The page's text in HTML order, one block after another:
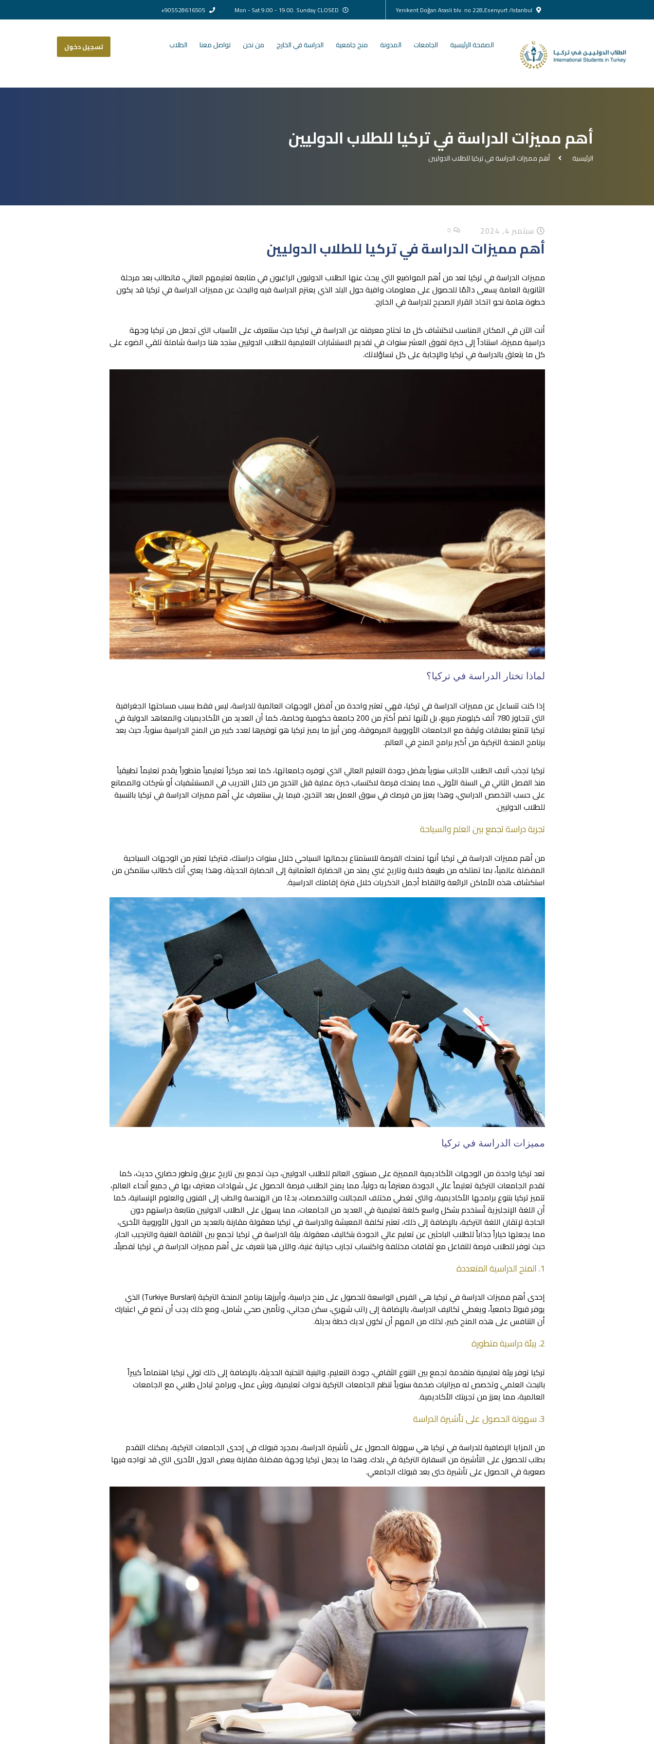
الصفحة الرئيسية الجامعات المدونة منح جامعية الدراسة في الخارج من نحن تواصل معنا الطلاب تسجيل دخول
أهم مميزات الدراسة في تركيا للطلاب الدوليين
الرئيسية أهم مميزات الدراسة في تركيا للطلاب الدوليين
سبتمبر 4, 2024 0
أهم مميزات الدراسة في تركيا للطلاب الدوليين
مميزات الدراسة في تركيا تعد من أهم المواضيع التي يبحث عنها الطلاب الدوليون الراغبون في متابعة تعليمهم العالي، فالطالب بعد مرحلة
الثانوية العامة يسعى دائمًا للحصول على معلومات وافية حول البلد الذي يعتزم الدراسة فيه والبحث عن مميزات الدراسة في تركيا قد يكون
خطوة هامة نحو اتخاذ القرار الصحيح للدراسة في الخارج.
أنت الآن في المكان المناسب لاكتشاف كل ما تحتاج معرفته عن الدراسة في تركيا حيث ستتعرف على الأسباب التي تجعل من تركيا وجهة
دراسية مميزة، استناداً إلى خبرة تفوق العشر سنوات في تقديم الاستشارات التعليمية للطلاب الدوليين ستجد هنا دراسة شاملة تلقي الضوء على
كل ما يتعلق بالدراسة في تركيا والإجابة على كل تساؤلاتك.
لماذا تختار الدراسة في تركيا؟
إذا كنت تتساءل عن مميزات الدراسة في تركيا، فهي تعتبر واحدة من أفضل الوجهات العالمية للدراسة، ليس فقط بسبب مساحتها الجغرافية
التي تتجاوز 780 ألف كيلومتر مربع، بل لأنها تضم أكثر من 200 جامعة حكومية وخاصة، كما أن العديد من الأكاديميات والمعاهد الدولية في
تركيا تتمتع بعلاقات وثيقة مع الجامعات الأوروبية المرموقة، ومن أبرز ما يميز تركيا هو توفيرها لعدد كبير من المنح الدراسية سنوياً، حيث يعد
برنامج المنحة التركية من أكبر برامج المنح في العالم.
تركيا تجذب آلاف الطلاب الأجانب سنوياً بفضل جودة التعليم العالي الذي توفره جامعاتها، كما تعد مركزاً تعليمياً متطوراً يقدم تعليماً تطبيقياً
منذ الفصل الثاني في السنة الأولى، مما يمنحك فرصة لاكتساب خبرة عملية قبل التخرج من خلال التدريب في المستشفيات أو شركات والمصانع
على حسب التخصص الدراسي، وهذا يعزز من فرصك في سوق العمل بعد التخرج، فيما يلي سنتعرف علي أهم مميزات الدراسة في تركيا بالنسبة
للطلاب الدوليين.
تجربة دراسة تجمع بين العلم والسياحة
من أهم مميزات الدراسة في تركيا أنها تمنحك الفرصة للاستمتاع بجمالها السياحي خلال سنوات دراستك، فتركيا تعتبر من الوجهات السياحية
المفضلة عالمياً، بما تمتلكه من طبيعة خلابة وتاريخ غني يمتد من الحضارة العثمانية إلى الحضارة الحديثة، وهذا يعني أنك كطالب ستتمكن من
استكشاف هذه الأماكن الرائعة والتقاط أجمل الذكريات خلال فترة إقامتك الدراسية.
مميزات الدراسة في تركيا
تعد تركيا واحدة من الوجهات الأكاديمية المميزة على مستوى العالم للطلاب الدوليين، حيث تجمع بين تاريخ عريق وتطور حضاري حديث، كما
تقدم الجامعات التركية تعليماً عالي الجودة معترفاً به دولياً، مما يمنح الطلاب فرصة الحصول على شهادات معترف بها في جميع أنحاء العالم،
تتميز تركيا بتنوع برامجها الأكاديمية، والتي تغطي مختلف المجالات والتخصصات، بدءًا من الهندسة والطب إلى الفنون والعلوم الإنسانية، كما
أن اللغة الإنجليزية تُستخدم بشكل واسع كلغة تعليمية في العديد من الجامعات، مما يسهل على الطلاب الدوليين متابعة دراستهم دون
الحاجة لإتقان اللغة التركية، بالإضافة إلى ذلك، تعتبر تكلفة المعيشة والدراسة في تركيا معقولة مقارنة بالعديد من الدول الأوروبية الأخرى،
مما يجعلها خياراً جذاباً للطلاب الباحثين عن تعليم عالي الجودة بتكاليف معقولة. بيئة الدراسة في تركيا تجمع بين الثقافة الغنية والترحيب الحار،
حيث توفر للطلاب فرصة للتفاعل مع ثقافات مختلفة واكتساب تجارب حياتية غنية، والآن هيا نتعرف على أهم مميزات الدراسة في تركيا تفصيلًا.
1. المنح الدراسية المتعددة
إحدى أهم مميزات الدراسة في تركيا هي الفرص الواسعة للحصول على منح دراسية، وأبرزها برنامج المنحة التركية (Turkiye Burslari) الذي
يوفر قبولاً جامعياً، ويغطي تكاليف الدراسة، بالإضافة إلى راتب شهري، سكن مجاني، وتأمين صحي شامل، ومع ذلك يجب أن تضع في اعتبارك
أن التنافس على هذه المنح كبير، لذلك من المهم أن تكون لديك خطة بديلة.
2. بيئة دراسية متطورة
تركيا توفر بيئة تعليمية متقدمة تجمع بين التنوع الثقافي، جودة التعليم، والبنية التحتية الحديثة، بالإضافة إلى ذلك تولي تركيا اهتماماً كبيراً
بالبحث العلمي وتخصص له ميزانيات ضخمة سنوياً تنظم الجامعات التركية ندوات تعليمية، ورش عمل، وبرامج تبادل طلابي مع الجامعات
العالمية، مما يعزز من تجربتك الأكاديمية.
3. سهولة الحصول على تأشيرة الدراسة
من المزايا الإضافية للدراسة في تركيا هي سهولة الحصول على تأشيرة الدراسة، بمجرد قبولك في إحدى الجامعات التركية، يمكنك التقدم
بطلب للحصول على التأشيرة من السفارة التركية في بلدك. وهذا ما يجعل تركيا وجهة مفضلة مقارنة ببعض الدول الأخرى التي قد تواجه فيها
صعوبة في الحصول على تأشيرة حتى بعد قبولك الجامعي.